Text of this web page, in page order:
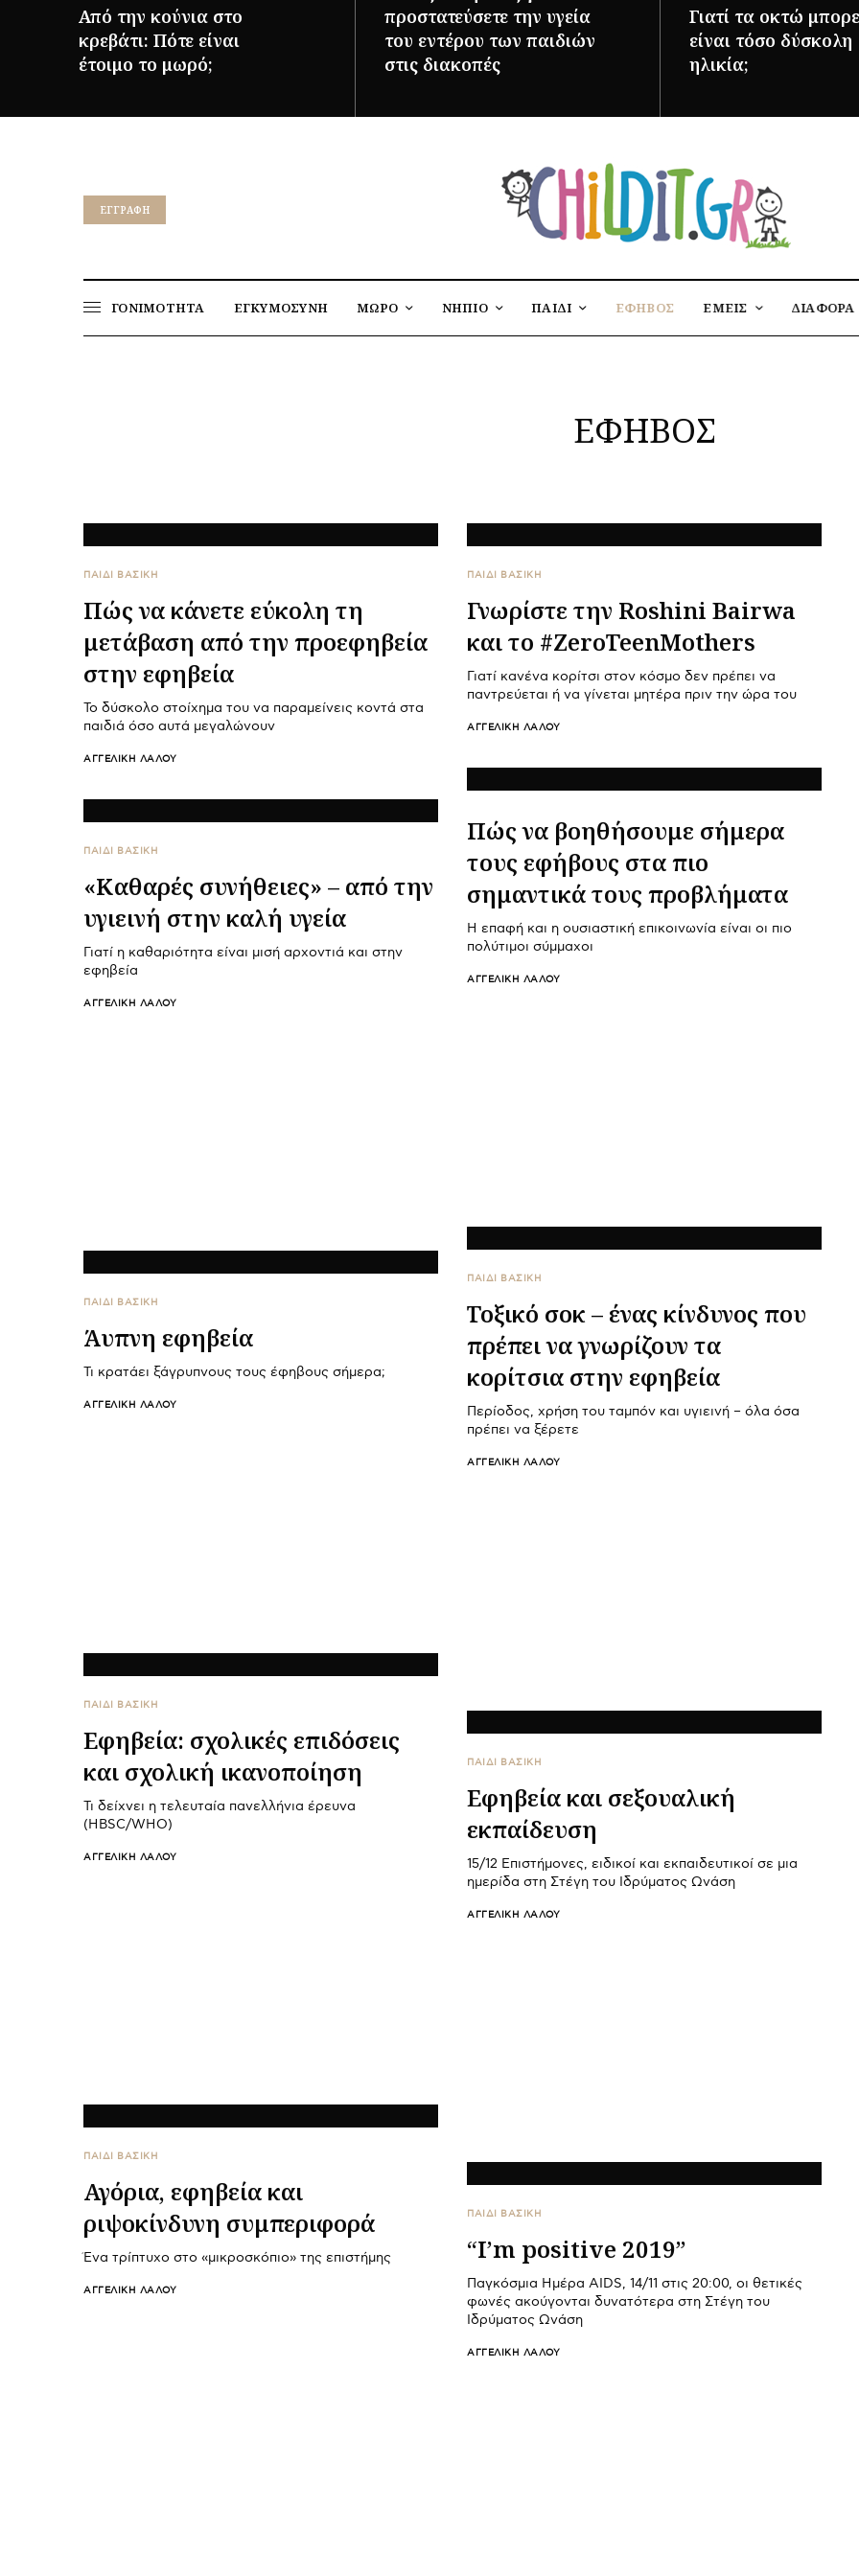
Από την κούνια στο
κρεβάτι: Πότε είναι
έτοιμο το μωρό;
προστατεύσετε την υγεία
του εντέρου των παιδιών
στις διακοπές
Γιατί τα οκτώ
είναι τόσο δύσκολη
ηλικία;
EΓΓΡΑΦΉ
ΓΟΝΙΜΟΤΗΤΑ ΕΓΚΥΜΟΣΥΝΗ ΜΩΡΟ ΝΗΠΙΟ ΠΑΙΔΙ ΕΦΗΒΟΣ ΕΜΕΙΣ ΔΙΑΦΟΡΑ
ΕΦΗΒΟΣ
ΠΑΙΔΙ ΒΑΣΙΚΉ
Πώς να κάνετε εύκολη τη
μετάβαση από την προεφηβεία
στην εφηβεία
Το δύσκολο στοίχημα του να παραμείνεις κοντά στα
παιδιά όσο αυτά μεγαλώνουν
ΑΓΓΕΛΙΚΉ ΛΆΛΟΥ
ΠΑΙΔΙ ΒΑΣΙΚΉ
Γνωρίστε την Roshini Bairwa
και το #ZeroTeenMothers
Γιατί κανένα κορίτσι στον κόσμο δεν πρέπει να
παντρεύεται ή να γίνεται μητέρα πριν την ώρα του
ΑΓΓΕΛΙΚΉ ΛΆΛΟΥ
Πώς να βοηθήσουμε σήμερα
τους εφήβους στα πιο
σημαντικά τους προβλήματα
Η επαφή και η ουσιαστική επικοινωνία είναι οι πιο
πολύτιμοι σύμμαχοι
ΑΓΓΕΛΙΚΉ ΛΆΛΟΥ
ΠΑΙΔΙ ΒΑΣΙΚΉ
«Καθαρές συνήθειες» – από την
υγιεινή στην καλή υγεία
Γιατί η καθαριότητα είναι μισή αρχοντιά και στην
εφηβεία
ΑΓΓΕΛΙΚΉ ΛΆΛΟΥ
ΠΑΙΔΙ ΒΑΣΙΚΉ
Τοξικό σοκ – ένας κίνδυνος που
πρέπει να γνωρίζουν τα
κορίτσια στην εφηβεία
Περίοδος, χρήση του ταμπόν και υγιεινή – όλα όσα
πρέπει να ξέρετε
ΑΓΓΕΛΙΚΉ ΛΆΛΟΥ
ΠΑΙΔΙ ΒΑΣΙΚΉ
Άυπνη εφηβεία
Τι κρατάει ξάγρυπνους τους έφηβους σήμερα;
ΑΓΓΕΛΙΚΉ ΛΆΛΟΥ
ΠΑΙΔΙ ΒΑΣΙΚΉ
Εφηβεία: σχολικές επιδόσεις
και σχολική ικανοποίηση
Τι δείχνει η τελευταία πανελλήνια έρευνα
(HBSC/WHO)
ΑΓΓΕΛΙΚΉ ΛΆΛΟΥ
ΠΑΙΔΙ ΒΑΣΙΚΉ
Εφηβεία και σεξουαλική
εκπαίδευση
15/12 Επιστήμονες, ειδικοί και εκπαιδευτικοί σε μια
ημερίδα στη Στέγη του Ιδρύματος Ωνάση
ΑΓΓΕΛΙΚΉ ΛΆΛΟΥ
ΠΑΙΔΙ ΒΑΣΙΚΉ
Αγόρια, εφηβεία και
ριψοκίνδυνη συμπεριφορά
Ένα τρίπτυχο στο «μικροσκόπιο» της επιστήμης
ΑΓΓΕΛΙΚΉ ΛΆΛΟΥ
ΠΑΙΔΙ ΒΑΣΙΚΉ
“I’m positive 2019”
Παγκόσμια Ημέρα AIDS, 14/11 στις 20:00, oι θετικές
φωνές ακούγονται δυνατότερα στη Στέγη του
Ιδρύματος Ωνάση
ΑΓΓΕΛΙΚΉ ΛΆΛΟΥ